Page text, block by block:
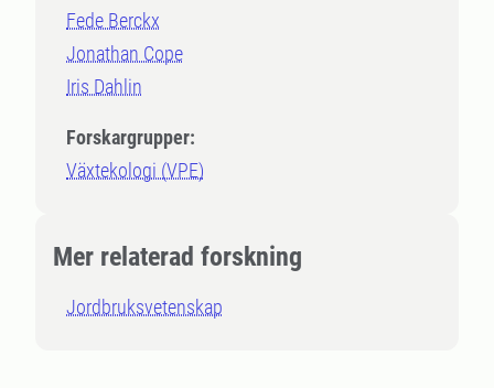
Fede Berckx
Jonathan Cope
Iris Dahlin
Forskargrupper:
Växtekologi (VPE)
Mer relaterad forskning
Jordbruksvetenskap